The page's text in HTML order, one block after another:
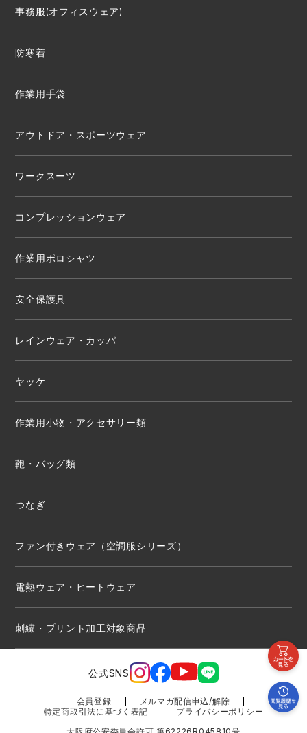
事務服(オフィスウェア)
防寒着
作業用手袋
アウトドア・スポーツウェア
ワークスーツ
コンプレッションウェア
作業用ポロシャツ
安全保護具
レインウェア・カッパ
ヤッケ
作業用小物・アクセサリー類
鞄・バッグ類
つなぎ
ファン付きウェア（空調服シリーズ）
電熱ウェア・ヒートウェア
刺繍・プリント加工対象商品
公式SNS
会員登録
メルマガ配信申込/解除
特定商取引法に基づく表記
プライバシーポリシー